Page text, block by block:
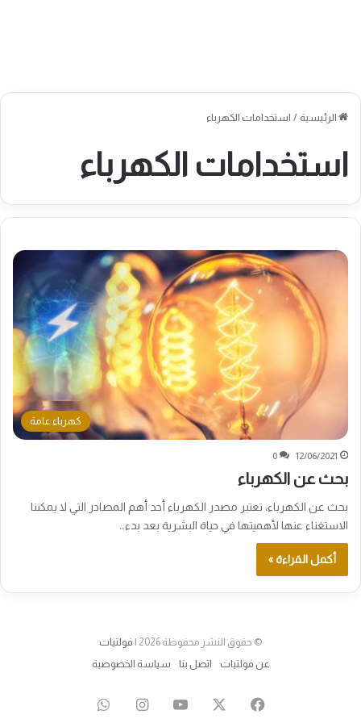
الرئيسية / استخدامات الكهرباء
استخدامات الكهرباء
كهرباء عامة
12/06/2021
0
بحث عن الكهرباء
بحث عن الكهرباء، تعتبر مصدر الكهرباء أحد أهم المصادر التي لا يمكننا
الاستغناء عنها لأهميتها في حياة البشرية بعد بدء…
أكمل القراءة »
© حقوق النشر محفوظة 2026 |
فولتيات
عن فولتيات
اتصل بنا سياسة الخصوصية
فيسبوك ‫YouTubeانستقرام